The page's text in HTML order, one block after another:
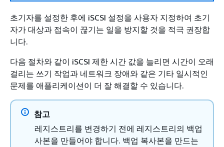
초기자를 설정한 후에 iSCSI 설정을 사용자 지정하여 초기
자가 대상과 접속이 끊기는 일을 방지할 것을 적극 권장합
니다.
다음 절차와 같이 iSCSI 제한 시간 값을 늘리면 시간이 오래
걸리는 쓰기 작업과 네트워크 장애와 같은 기타 일시적인
문제를 애플리케이션이 더 잘 해결할 수 있습니다.
참고
레지스트리를 변경하기 전에 레지스트리의 백업
사본을 만들어야 합니다. 백업 복사본을 만드는